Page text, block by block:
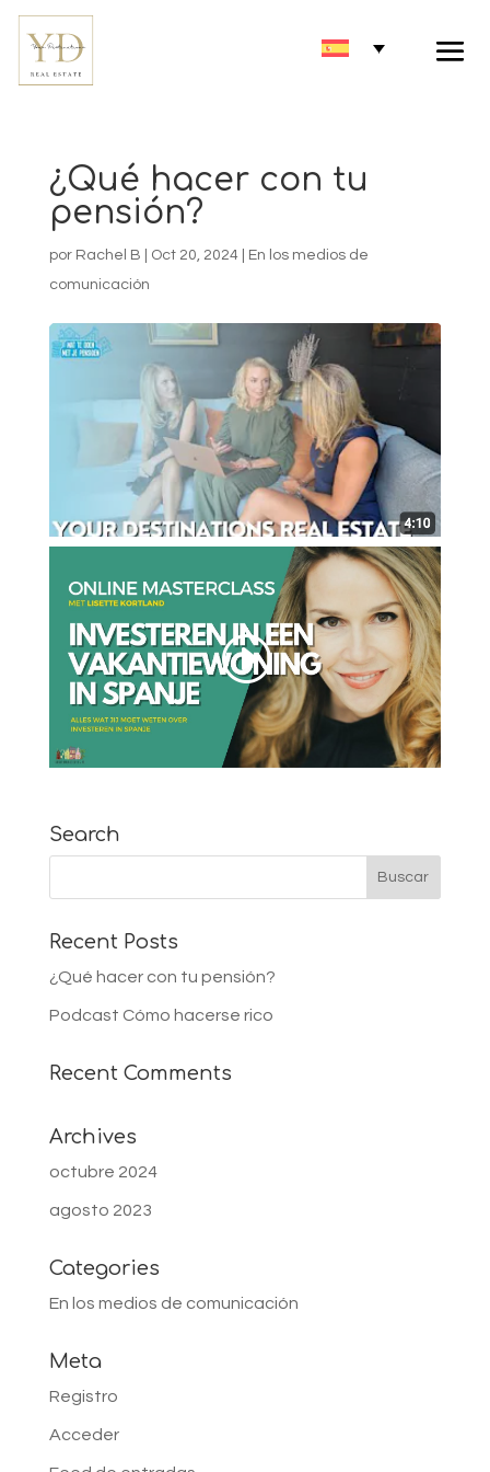
¿Qué hacer con tu
pensión?
por Rachel B Oct 20, 2024|
En los medios de
comunicación
Search
Recent Posts
¿Qué hacer con tu pensión?
Podcast Cómo hacerse rico
Recent Comments
Archives
octubre 2024
agosto 2023
Categories
En los medios de comunicación
Meta
Registro
Acceder